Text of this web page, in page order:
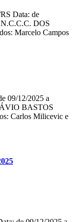
Data: de
DOS
Marcelo Campos
09/12/2025 a
BASTOS
Carlos Milicevic e